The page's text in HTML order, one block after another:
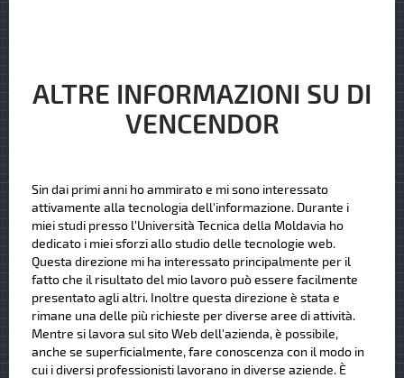
ALTRE INFORMAZIONI SU DI
VENCENDOR
Sin dai primi anni ho ammirato e mi sono interessato
attivamente alla tecnologia dell'informazione. Durante i
miei studi presso l'Università Tecnica della Moldavia ho
dedicato i miei sforzi allo studio delle tecnologie web.
Questa direzione mi ha interessato principalmente per il
fatto che il risultato del mio lavoro può essere facilmente
presentato agli altri. Inoltre questa direzione è stata e
rimane una delle più richieste per diverse aree di attività.
Mentre si lavora sul sito Web dell'azienda, è possibile,
anche se superficialmente, fare conoscenza con il modo in
cui i diversi professionisti lavorano in diverse aziende. È